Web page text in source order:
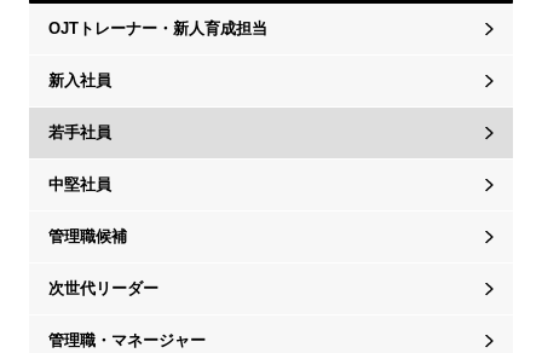
OJTトレーナー・新人育成担当
新入社員
若手社員
中堅社員
管理職候補
次世代リーダー
管理職・マネージャー